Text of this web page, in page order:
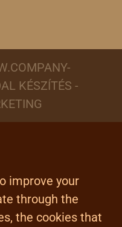
KÉSZÍTÉS -
improve your
through the
the cookies that